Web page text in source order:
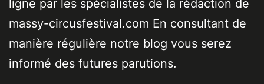
ligne par les spécialistes de la rédaction de
massy-circusfestival.com En consultant de
manière régulière notre blog vous serez
informé des futures parutions.